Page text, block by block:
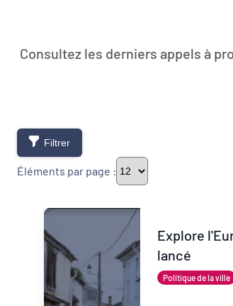
Consultez les derniers appels à
Filtrer
Éléments par page :
Thématiques
Démarches alimentaires de
Politique de la ville
Explore
lancé
Politique de la ville